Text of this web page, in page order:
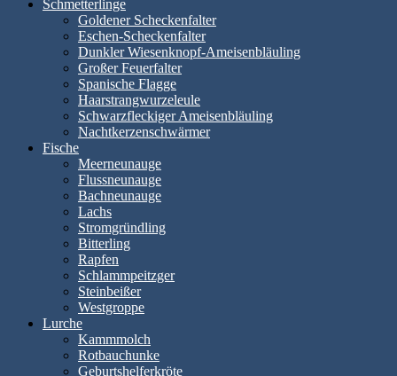
Schmetterlinge
Goldener Scheckenfalter
Eschen-Scheckenfalter
Dunkler Wiesenknopf-Ameisenbläuling
Großer Feuerfalter
Spanische Flagge
Haarstrangwurzeleule
Schwarzfleckiger Ameisenbläuling
Nachtkerzenschwärmer
Fische
Meerneunauge
Flussneunauge
Bachneunauge
Lachs
Stromgründling
Bitterling
Rapfen
Schlammpeitzger
Steinbeißer
Westgroppe
Lurche
Kammmolch
Rotbauchunke
Geburtshelferkröte